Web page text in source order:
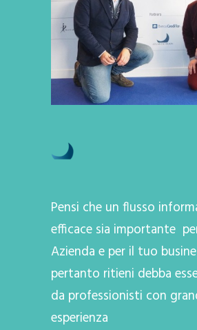
Pensi che un flusso
efficace sia importante
Azienda e per il tuo
pertanto ritieni debba
da professionisti con
esperienza